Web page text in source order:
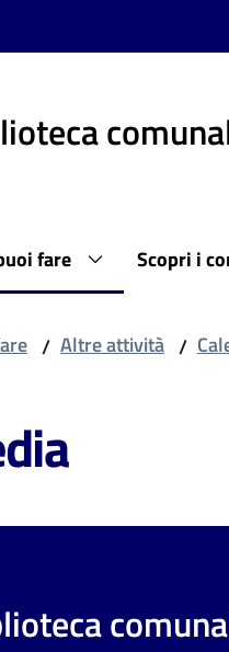
fare Scopri i
/ Altre attività /